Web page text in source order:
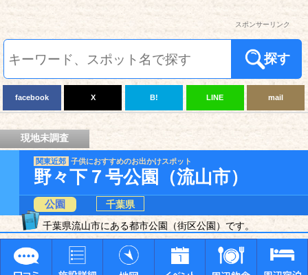
スポンサーリンク
探す
facebook X B! LINE mail
現地未調査
関東近郊 子供におすすめのお出かけスポット
野々下７号公園（流山市）
公園
千葉県
千葉県流山市にある都市公園（街区公園）です。